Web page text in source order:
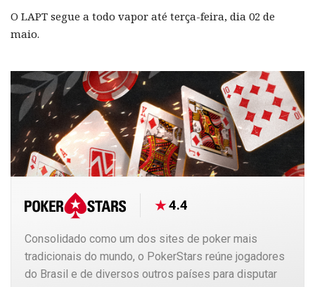
O LAPT segue a todo vapor até terça-feira, dia 02 de
maio.
4.4
Consolidado como um dos sites de poker mais
tradicionais do mundo, o PokerStars reúne jogadores
do Brasil e de diversos outros países para disputar